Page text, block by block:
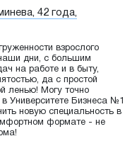
42 года,
взрослого
дни, с большим
на работе и в быту,
да с простой
ленью! Могу точно
в Университете Бизнеса №1
новую специальность в
формате - не